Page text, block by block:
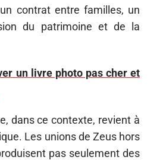
contrat entre familles, un
du patrimoine et de la
un livre photo pas cher et
dans ce contexte, revient à
Les unions de Zeus hors
pas seulement des